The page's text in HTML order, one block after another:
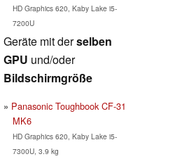
HD Graphics 620, Kaby Lake i5-
7200U
Geräte mit derselben
GPU und/oder
Bildschirmgröße
Panasonic Toughbook CF-31
MK6
HD Graphics 620, Kaby Lake i5-
7300U, 3.9 kg